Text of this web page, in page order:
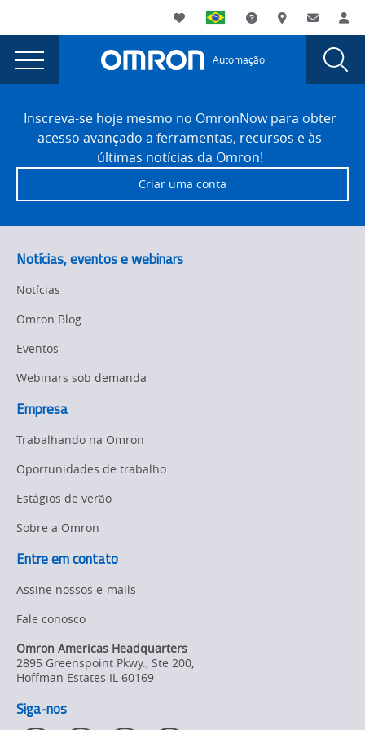
currently
viewing
the
sistemas
rastreabilidade
melhoram
o
paciente
garantem
área
ciências
page.
Utility
Navigation
My List SuporteOnde comprar
Contato
Main
Navigation
Automação
Como
sistemas
rastreabilidade
robustos
melhoram
atendimento
ao
paciente
garantem
qualidade
na
área
de
ciências
biológicas
FooterInscreva-se hoje mesmo no OmronNow para obter
acesso avançado a ferramentas, recursos e às
últimas notícias da Omron!
Criar uma conta
Notícias, eventos e webinars
Notícias
Omron Blog
Eventos
Webinars sob demanda
Empresa
Trabalhando na Omron
Oportunidades de trabalho
Estágios de verão
Sobre a Omron
Entre em contato
Assine nossos e-mails
Fale conosco
Omron Americas Headquarters
2895 Greenspoint Pkwy., Ste 200,
Hoffman Estates IL 60169
Siga-nos